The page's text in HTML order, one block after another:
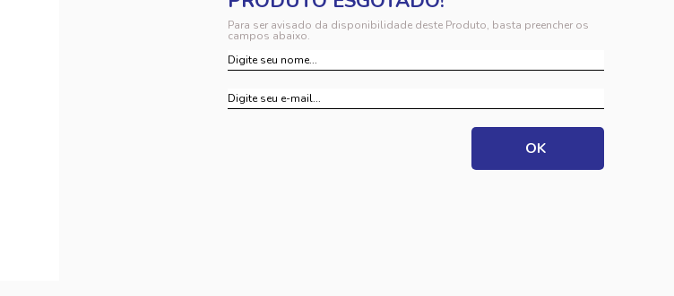
Para ser avisado da disponibilidade deste Produto, basta preencher os
campos abaixo.